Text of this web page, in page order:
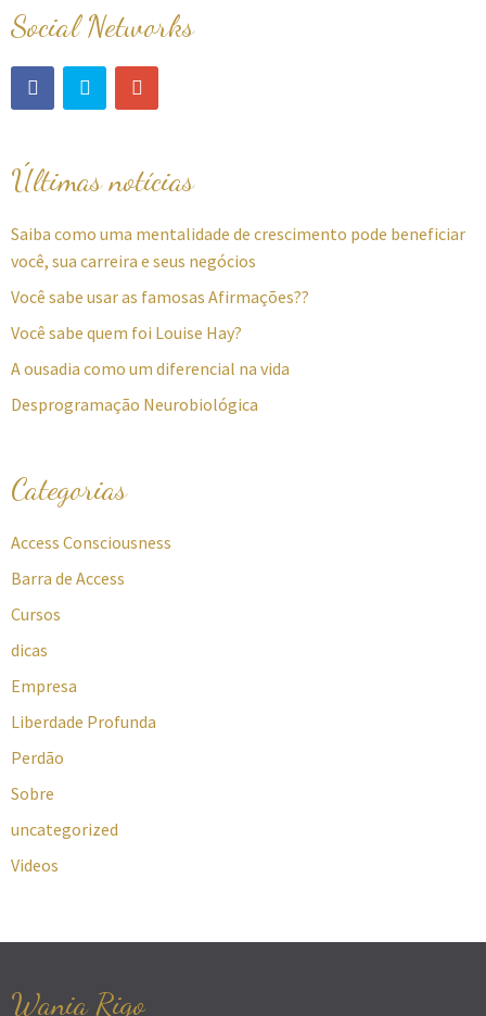
Social Networks
Últimas notícias
Saiba como uma mentalidade de crescimento pode beneficiar
você, sua carreira e seus negócios
Você sabe usar as famosas Afirmações??
Você sabe quem foi Louise Hay?
A ousadia como um diferencial na vida
Desprogramação Neurobiológica
Categorias
Access Consciousness
Barra de Access
Cursos
dicas
Empresa
Liberdade Profunda
Perdão
Sobre
uncategorized
Videos
Wania Rigo